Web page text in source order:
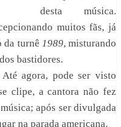
desta música.
muitos fãs, já
da turnê 1989, misturando
bastidores.
agora, pode ser visto
clipe, a cantora não fez
após ser divulgada
na parada americana.